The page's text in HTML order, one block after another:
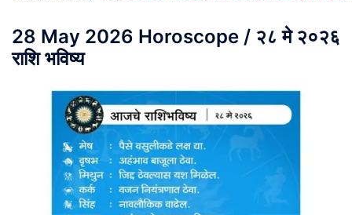
28 May 2026 Horoscope / २८ मे २०२६
राशि भविष्य